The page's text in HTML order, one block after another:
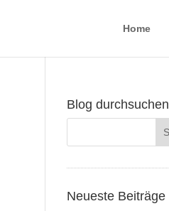
Home
Blog durchsuchen
Neueste Beiträge